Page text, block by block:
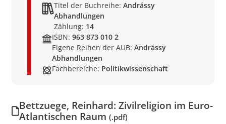
Titel der Buchreihe:Andrássy
Abhandlungen
Zählung: 14
ISBN: 963 873 010 2
Eigene Reihen der AUB: Andrássy
Abhandlungen
Fachbereiche: Politikwissenschaft
Bettzuege, Reinhard: Zivilreligion im Euro-
Atlantischen Raum (.pdf)